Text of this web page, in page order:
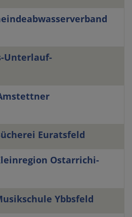
Unterlauf-
Euratsfeld
Ostarrichi-
Ybbsfeld